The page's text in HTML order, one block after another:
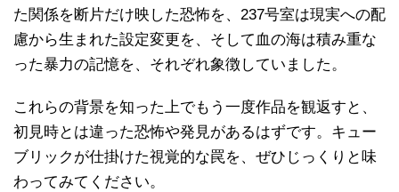
た関係を断片だけ映した恐怖を、237号室は現実への配
慮から生まれた設定変更を、そして血の海は積み重な
った暴力の記憶を、それぞれ象徴していました。
これらの背景を知った上でもう一度作品を観返すと、
初見時とは違った恐怖や発見があるはずです。キュー
ブリックが仕掛けた視覚的な罠を、ぜひじっくりと味
わってみてください。